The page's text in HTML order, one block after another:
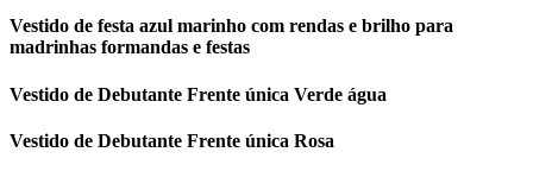
Vestido de festa azul marinho com rendas e brilho para
madrinhas formandas e festas
Vestido de Debutante Frente única Verde água
Vestido de Debutante Frente única Rosa